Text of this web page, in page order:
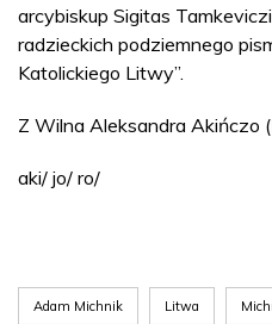
arcybiskup Sigitas
radzieckich podziemnego
Katolickiego Litwy”.
Z Wilna Aleksandra Akińczo
aki/ jo/ ro/
Adam Michnik Litwa